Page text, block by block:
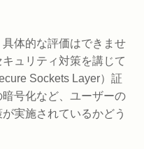
体的な評価はできませ
ュリティ対策を講じて
Sockets Layer）証
号化など、ユーザーの
実施されているかどう